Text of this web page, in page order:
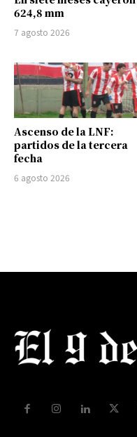
624,8 mm
7 agosto 2026
Ascenso de la LNF:
partidos de la tercera
fecha
6 agosto 2026